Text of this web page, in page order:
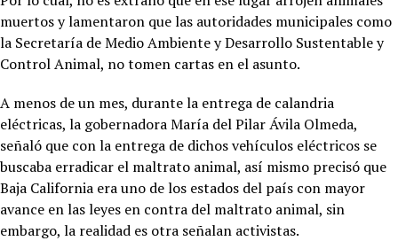
muertos y lamentaron que las autoridades municipales como
la Secretaría de Medio Ambiente y Desarrollo Sustentable y
Control Animal, no tomen cartas en el asunto.
A menos de un mes, durante la entrega de calandria
eléctricas, la gobernadora María del Pilar Ávila Olmeda,
señaló que con la entrega de dichos vehículos eléctricos se
buscaba erradicar el maltrato animal, así mismo precisó que
Baja California era uno de los estados del país con mayor
avance en las leyes en contra del maltrato animal, sin
embargo, la realidad es otra señalan activistas.